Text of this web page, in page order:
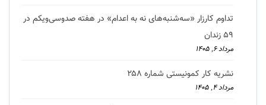
تداوم کارزار «سه‌شنبه‌های نه به اعدام» در هفته صدوسی‌و‌یکم در
۵۹ زندان
مرداد ۶, ۱۴۰۵
نشریه کار کمونیستی شماره ۲۵۸
مرداد ۴, ۱۴۰۵